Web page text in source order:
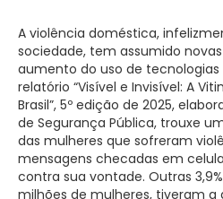
A violência doméstica,
sociedade, tem assumido
aumento do uso de tecnologias
relatório “Visível e Invisível: A
Brasil”, 5º edição de 2025,
de Segurança Pública, trouxe
das mulheres que sofreram
mensagens checadas em
contra sua vontade. Outras
milhões de mulheres, tiveram